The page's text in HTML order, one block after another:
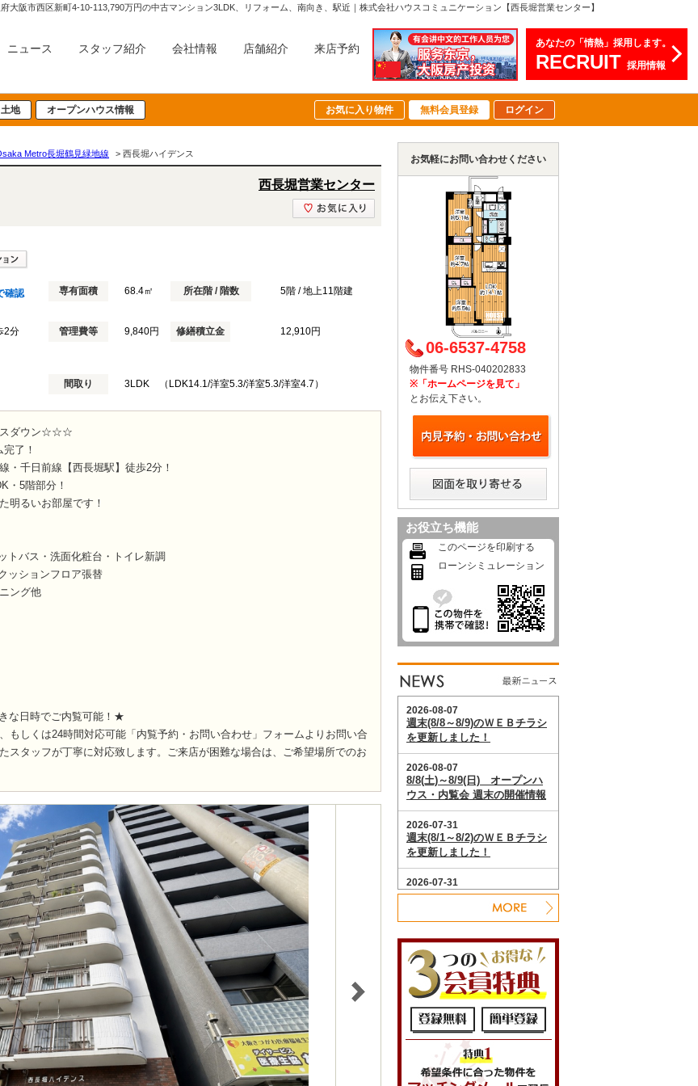
大阪市西区新町4-10-113,790万円の中古マンション3LDK、リフォーム、南向き、駅近｜株式会社ハウスコミュニケーション【西長堀営業センター】
ニュース スタッフ紹介 会社情報 店舗紹介 来店予約 あなたの「情熱」採用します。
RECRUIT 採用情報
土地 オープンハウス情報 お気に入り物件 無料会員登録 ログイン
Metro長堀鶴見緑地線 > 西長堀ハイデンス
西長堀営業センター
確認
専有面積 68.4㎡ 所在階 / 階数 5階 / 地上11階建
2分
管理費等 9,840円 修繕積立金 12,910円
間取り 3LDK （LDK14.1/洋室5.3/洋室5.3/洋室4.7）
ウン☆☆☆
了！
・千日前線【西長堀駅】徒歩2分！
・5階部分！
明るいお部屋です！
トバス・洗面化粧台・トイレ新調
ッションフロア張替
ング他
な日時でご内覧可能！★
もしくは24時間対応可能「内覧予約・お問い合わせ」フォームよりお問い合
スタッフが丁寧に対応致します。ご来店が困難な場合は、ご希望場所でのお
お気軽にお問い合わせください
06-6537-4758
物件番号 RHS-040202833
※「ホームページを見て」
とお伝え下さい。
お役立ち機能
このページを印刷する
ローンシミュレーション